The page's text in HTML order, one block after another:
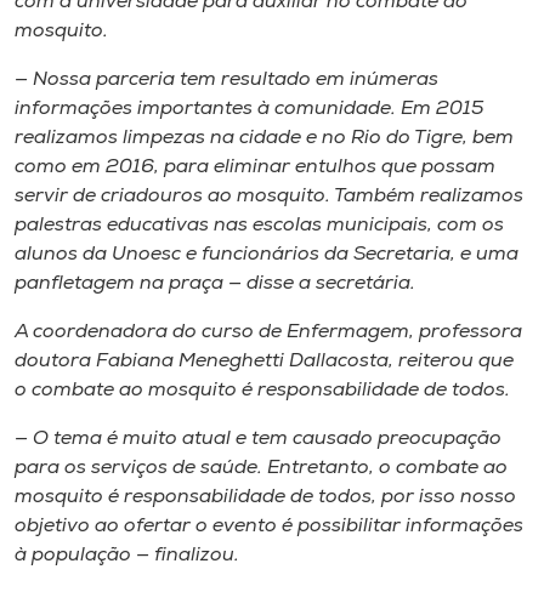
mosquito.
— Nossa parceria tem resultado em inúmeras
informações importantes à comunidade. Em 2015
realizamos limpezas na cidade e no Rio do Tigre, bem
como em 2016, para eliminar entulhos que possam
servir de criadouros ao mosquito. Também realizamos
palestras educativas nas escolas municipais, com os
alunos da Unoesc e funcionários da Secretaria, e uma
panfletagem na praça — disse a secretária.
A coordenadora do curso de Enfermagem, professora
doutora Fabiana Meneghetti Dallacosta, reiterou que
o combate ao mosquito é responsabilidade de todos.
— O tema é muito atual e tem causado preocupação
para os serviços de saúde. Entretanto, o combate ao
mosquito é responsabilidade de todos, por isso nosso
objetivo ao ofertar o evento é possibilitar informações
à população — finalizou.